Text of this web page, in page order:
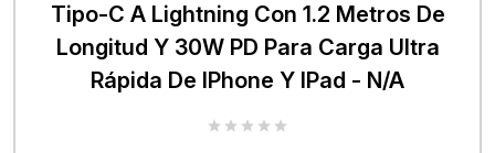
Tipo-C A Lightning Con 1.2 Metros De
Longitud Y 30W PD Para Carga Ultra
Rápida De IPhone Y IPad - N/A